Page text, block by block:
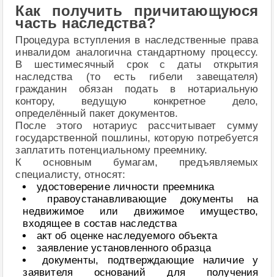
Как получить причитающуюся
часть наследства?
Процедура вступления в наследственные права
инвалидом аналогична стандартному процессу.
В шестимесячный срок с даты открытия
наследства (то есть гибели завещателя)
гражданин обязан подать в нотариальную
контору, ведущую конкретное дело,
определённый пакет документов.
После этого нотариус рассчитывает сумму
государственной пошлины, которую потребуется
заплатить потенциальному преемнику.
К основным бумагам, предъявляемых
специалисту, относят:
удостоверение личности преемника
правоустанавливающие документы на
недвижимое или движимое имущество,
входящее в состав наследства
акт об оценке наследуемого объекта
заявление установленного образца
документы, подтверждающие наличие у
заявителя оснований для получения